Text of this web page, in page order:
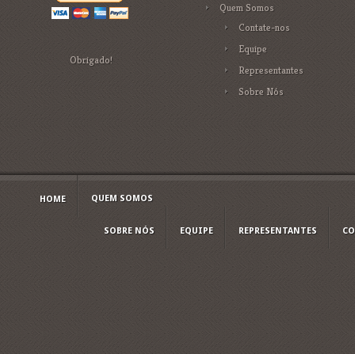
Obrigado!
Quem Somos
Contate-nos
Equipe
Representantes
Sobre Nós
HOME QUEM SOMOS
SOBRE NÓS EQUIPE REPRESENTANTES